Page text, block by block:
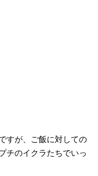
すが、ご飯に対しての
チのイクラたちでいっ